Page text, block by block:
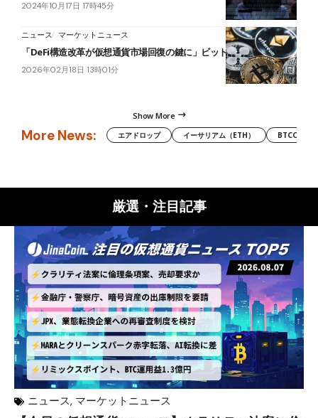
2024年10月17日 17時45分
ニュース マーケットニュース
「DeFi構造改革が仮想通貨市場回復の鍵に」ビットワイズCIO
2026年02月18日 13時01分
Show More
More News: エアドロップ イーサリアム（ETH） BTCC
厳選・注目記事
ニュース, マーケットニュース